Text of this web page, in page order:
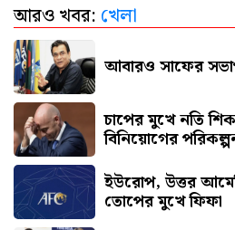
নতুন দায়িত্বে প্রতিমন্ত্রী
আরও খবর: খেলা
আবারও সাফের
চাপের মুখে নতি
বিনিয়োগের
ইউরোপ, উত্তর
তোপের মুখে ফিফা